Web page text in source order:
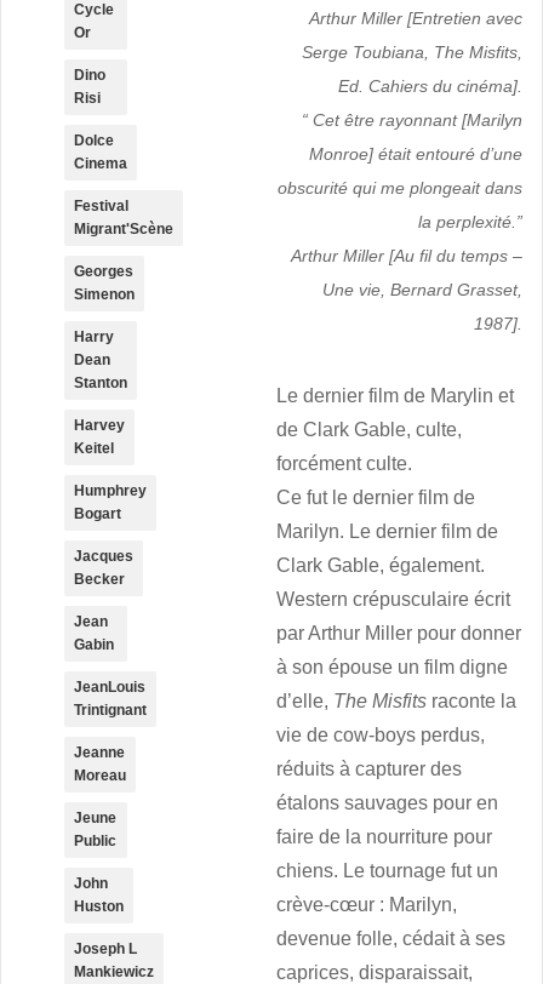
Arthur Miller [Entretien avec
Serge Toubiana, The Misfits
Ed. Cahiers du cinéma].
“ Cet être rayonnant[Marilyn
Monroe] était entouré d’une
obscurité qui me plongeait dans
la perplexité. ”
Arthur Miller [Au fil du temps –
Une vie, Bernard Grasset,
1987]
Le dernier film de Marylin et
de Clark Gable, culte,
forcément culte.
Ce fut le dernier film de
Marilyn. Le dernier film de
Clark Gable, également.
Western crépusculaire écrit
par Arthur Miller pour donner
à son épouse un film digne
d’elle, The Misfits raconte la
vie de cow-boys perdus,
réduits à capturer des
étalons sauvages pour en
faire de la nourriture pour
chiens. Le tournage fut un
crève-cœur : Marilyn,
devenue folle, cédait à ses
caprices, disparaissait,
Cycle
Or
Dino
Risi
Dolce
Cinema
Festival
Migrant'Scène
Georges
Simenon
Harry
Dean
Stanton
Harvey
Keitel
Humphrey
Bogart
Jacques
Becker
Jean
Gabin
JeanLouis
Trintignant
Jeanne
Moreau
Jeune
Public
John
Huston
Joseph L
Mankiewicz